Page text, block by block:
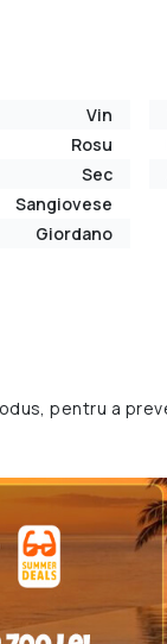
Vin
Rosu
Sec
Sangiovese
Giordano
pentru a